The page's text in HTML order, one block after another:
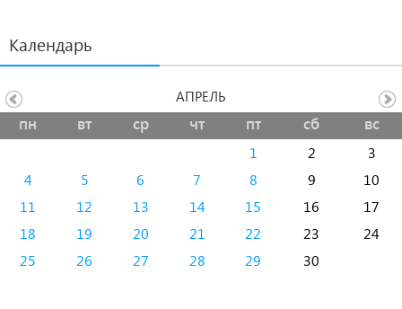
Календарь
пн вт ср чт пт сб вс
1 2
3
4
5 6 7 8 9
10
11
12 13 14 15 16
17
18
19 20 21 22 23
24
25
26 27 28 29 30
АПРЕЛЬ